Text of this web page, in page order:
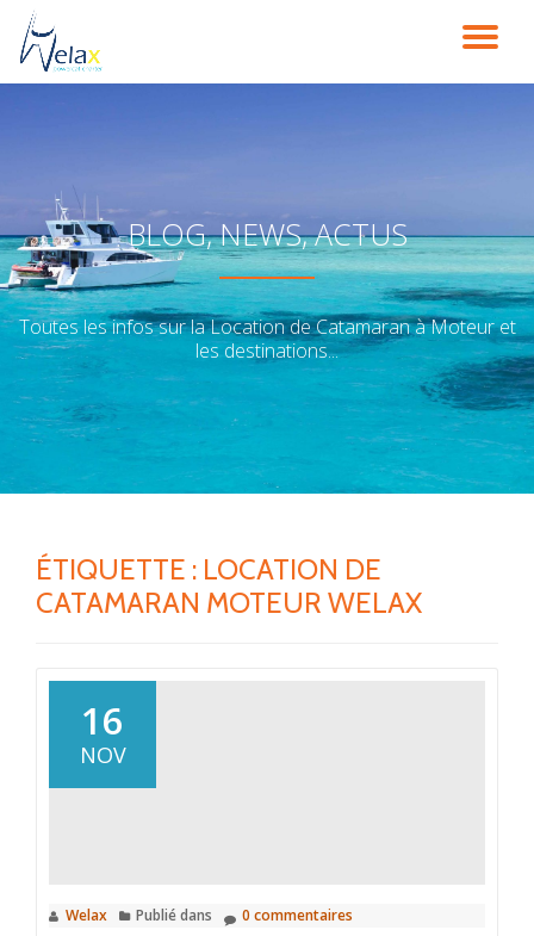
Aller
au
BLOG, NEWS, ACTUS
Toutes les infos sur la Location de Catamaran à Moteur et
les destinations...
ÉTIQUETTE : LOCATION DE
CATAMARAN MOTEUR WELAX
16
NOV
Welax Publié dans 0 commentaires